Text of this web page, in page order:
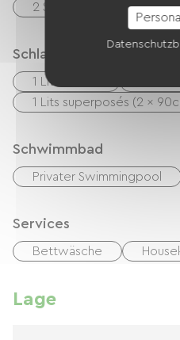
2 Salle d'eau (douche)
Schlafgelegenheit
1 Lits 160cm
1 Lits superposés (2 x
Schwimmbad
Privater Swimmingpool
Services
Bettwäsche
Lage